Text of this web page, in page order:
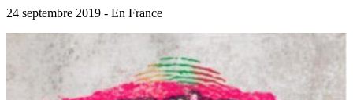
24 septembre 2019 - En France